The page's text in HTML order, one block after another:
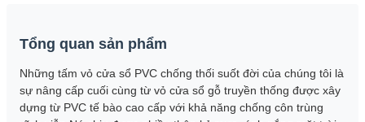
Tổng quan sản phẩm
Những tấm vỏ cửa sổ PVC chống thối suốt đời của chúng tôi là
sự nâng cấp cuối cùng từ vỏ cửa sổ gỗ truyền thống được xây
dựng từ PVC tế bào cao cấp với khả năng chống côn trùng